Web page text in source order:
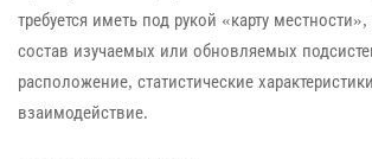
требуется иметь под рукой «карту
состав изучаемых или обновляемых
расположение, статистические
взаимодействие.